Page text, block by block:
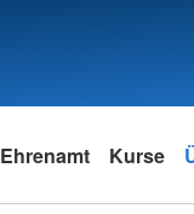
Ehrenamt Kurse